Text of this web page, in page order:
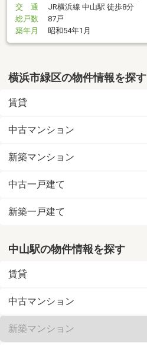
交 通
JR横浜線 中山駅 徒歩8分
総戸数
87戸
築年月
昭和54年1月
横浜市緑区の物件情報を探す
賃貸
中古マンション
新築マンション
中古一戸建て
新築一戸建て
中山駅の物件情報を探す
賃貸
中古マンション
新築マンション